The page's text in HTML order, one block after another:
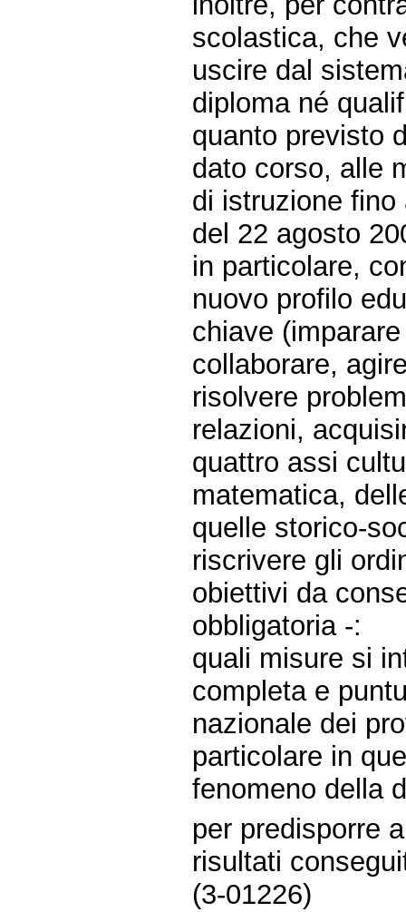
scolastica, che
uscire dal
diploma né
quanto previsto
dato corso, alle
di istruzione
del 22 agosto
in particolare,
nuovo profilo
chiave
collaborare,
risolvere
relazioni,
quattro assi
matematica,
quelle storico-
riscrivere gli
obiettivi da
obbligatoria -:
quali misure si
completa e
nazionale dei
particolare in
fenomeno della
per predisporre
risultati
(3-01226)